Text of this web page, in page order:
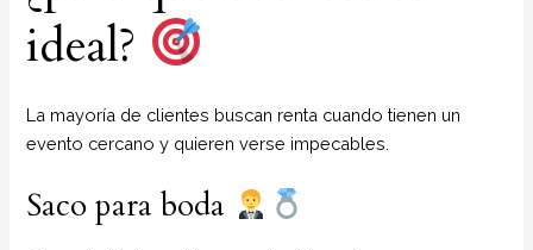
ideal?
La mayoría de clientes buscan renta cuando tienen un
evento cercano y quieren verse impecables.
Saco para boda